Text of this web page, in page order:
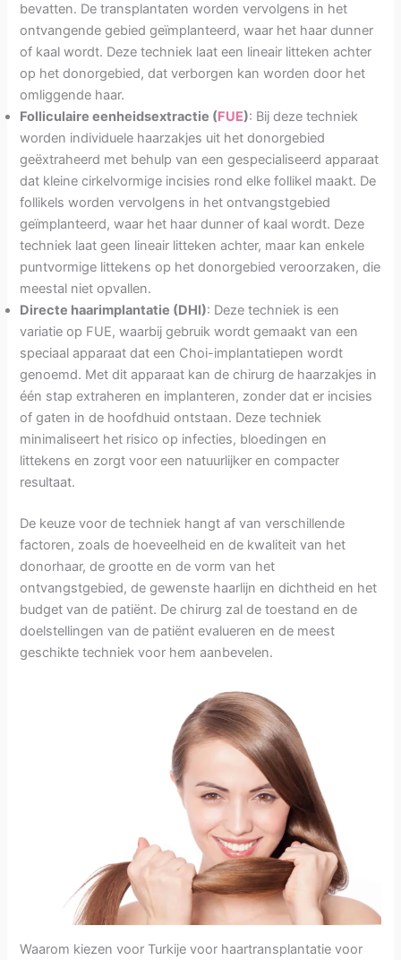
bevatten. De transplantaten worden vervolgens in het
ontvangende gebied geïmplanteerd, waar het haar dunner
of kaal wordt. Deze techniek laat een lineair litteken achter
op het donorgebied, dat verborgen kan worden door het
omliggende haar.
Folliculaire eenheidsextractie (FUE): Bij deze techniek
worden individuele haarzakjes uit het donorgebied
geëxtraheerd met behulp van een gespecialiseerd apparaat
dat kleine cirkelvormige incisies rond elke follikel maakt. De
follikels worden vervolgens in het ontvangstgebied
geïmplanteerd, waar het haar dunner of kaal wordt. Deze
techniek laat geen lineair litteken achter, maar kan enkele
puntvormige littekens op het donorgebied veroorzaken, die
meestal niet opvallen.
Directe haarimplantatie (DHI): Deze techniek is een
variatie op FUE, waarbij gebruik wordt gemaakt van een
speciaal apparaat dat een Choi-implantatiepen wordt
genoemd. Met dit apparaat kan de chirurg de haarzakjes in
één stap extraheren en implanteren, zonder dat er incisies
of gaten in de hoofdhuid ontstaan. Deze techniek
minimaliseert het risico op infecties, bloedingen en
littekens en zorgt voor een natuurlijker en compacter
resultaat.
De keuze voor de techniek hangt af van verschillende
factoren, zoals de hoeveelheid en de kwaliteit van het
donorhaar, de grootte en de vorm van het
ontvangstgebied, de gewenste haarlijn en dichtheid en het
budget van de patiënt. De chirurg zal de toestand en de
doelstellingen van de patiënt evalueren en de meest
geschikte techniek voor hem aanbevelen.
Waarom kiezen voor Turkije voor haartransplantatie voor